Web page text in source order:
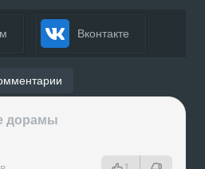
Вконтакте
дорамы